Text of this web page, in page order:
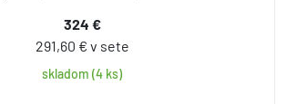
324 €
291,60 € v sete
skladom (4 ks)